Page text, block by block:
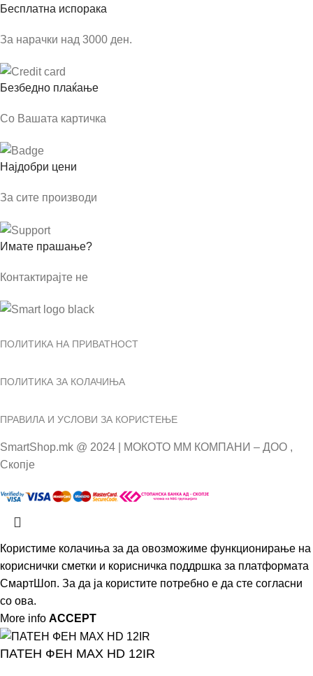
Бесплатна испорака
За нарачки над 3000 ден.
Безбедно плаќање
Со Вашата картичка
Најдобри цени
За сите производи
Имате прашање?
Контактирајте не
ПОЛИТИКА НА ПРИВАТНОСТ
ПОЛИТИКА ЗА КОЛАЧИЊА
ПРАВИЛА И УСЛОВИ ЗА КОРИСТЕЊЕ
SmartShop.mk @ 2024 | МОКОТО ММ КОМПАНИ – ДОО ,
Скопје
Користиме колачиња за да овозможиме функционирање на
кориснички сметки и корисничка поддршка за платформата
СмартШоп. За да ја користите потребно е да сте согласни
со ова.
More info ACCEPT
ПАТЕН ФЕН MAX HD 12IR